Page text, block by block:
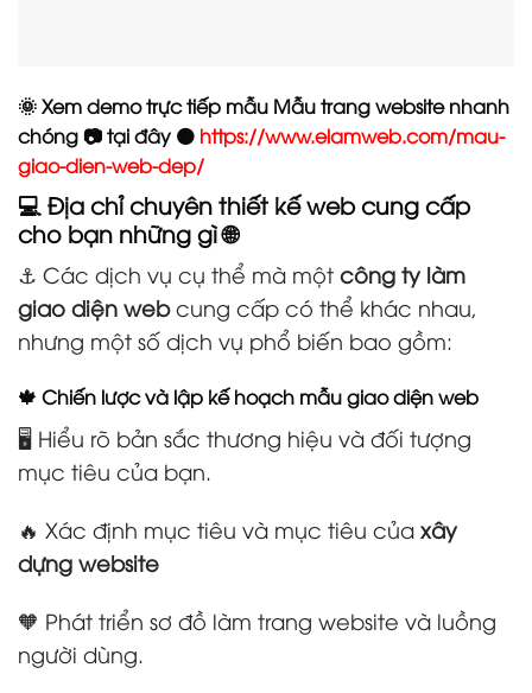
🌞 Xem demo trực tiếp mẫu Mẫu trang website nhanh
chóng 📷 tại đây 🟠 https://www.elamweb.com/mau-
giao-dien-web-dep/
💻 Địa chỉ chuyên thiết kế web cung cấp
cho bạn những gì 🌐
⚓ Các dịch vụ cụ thể mà một công ty làm
giao diện webcung cấp có thể khác nhau,
nhưng một số dịch vụ phổ biến bao gồm:
🍁 Chiến lược và lập kế hoạch mẫu giao diện web
🖥️ Hiểu rõ bản sắc thương hiệu và đối tượng
mục tiêu của bạn.
🔥 Xác định mục tiêu và mục tiêu của xây
dựng website
🧡 Phát triển sơ đồ làm trang website và luồng
người dùng.